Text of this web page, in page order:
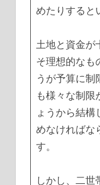
めたりすると
土地と資金が
そ理想的なも
うが予算に制
も様々な制限
ょうから結
めなければな
す。
しかし、二世